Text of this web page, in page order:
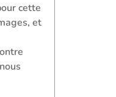
cette
et